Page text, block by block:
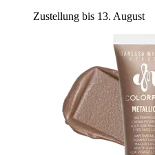
Zustellung bis 13. August